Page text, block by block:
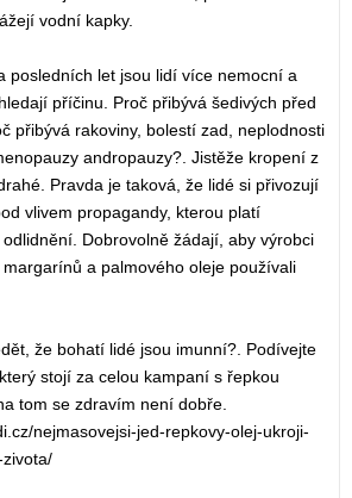
vodní kapky.
posledních let jsou lidí více nemocní a
příčinu. Proč přibývá šedivých před
přibývá rakoviny, bolestí zad, neplodnosti
andropauzy?. Jistěže kropení z
Pravda je taková, že lidé si přivozují
vlivem propagandy, kterou platí
Dobrovolně žádají, aby výrobci
a palmového oleje používali
že bohatí lidé jsou imunní?. Podívejte
stojí za celou kampaní s řepkou
tom se zdravím není dobře.
nejmasovejsi-jed-repkovy-olej-ukroji-